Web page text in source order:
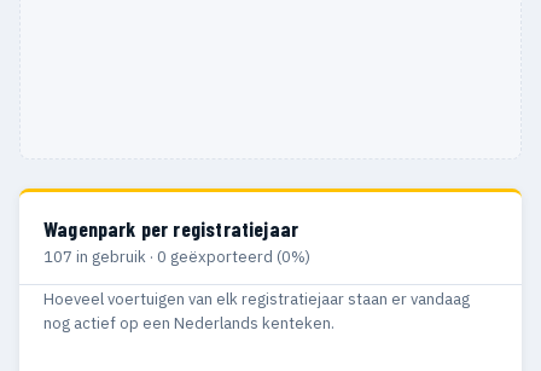
Wagenpark per registratiejaar
107 in gebruik · 0 geëxporteerd (0%)
Hoeveel voertuigen van elk registratiejaar staan er vandaag
nog actief op een Nederlands kenteken.